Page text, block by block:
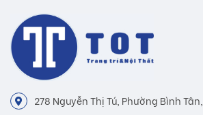
278 Nguyễn Thị Tú, Phường Bình